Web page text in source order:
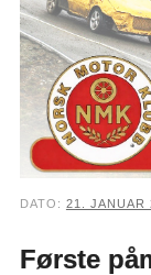
DATO: 21. JANUAR
Første